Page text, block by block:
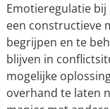
Emotieregulatie
een constructieve
begrijpen en te
blijven in
mogelijke
overhand te laten